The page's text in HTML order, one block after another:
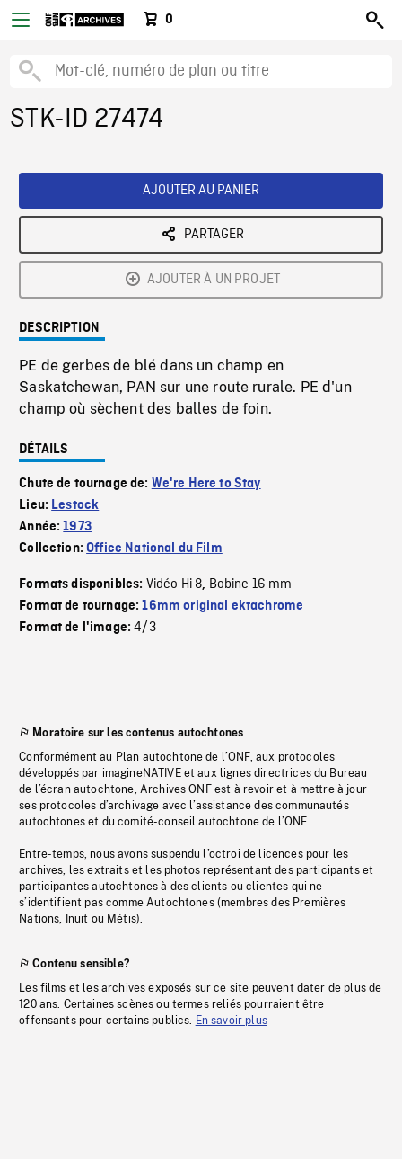
0
STK-ID 27474
AJOUTER AU PANIER
PARTAGER
AJOUTER À UN PROJET
DESCRIPTION
PE de gerbes de blé dans un champ en
Saskatchewan, PAN sur une route rurale. PE d'un
champ où sèchent des balles de foin.
DÉTAILS
Chute de tournage de: We're Here to Stay
Lieu: Lestock
Année:1973
Collection:Office National du Film
Formats disponibles: Vidéo Hi 8, Bobine 16 mm
Format de tournage:16mm original ektachrome
Format de l'image:4/3
Moratoire sur les contenus autochtones
Conformément au Plan autochtone de l’ONF, aux protocoles
développés par imagineNATIVE et aux lignes directrices du Bureau
de l’écran autochtone, Archives ONF est à revoir et à mettre à jour
ses protocoles d’archivage avec l’assistance des communautés
autochtones et du comité-conseil autochtone de l’ONF.
Entre-temps, nous avons suspendu l’octroi de licences pour les
archives, les extraits et les photos représentant des participants et
participantes autochtones à des clients ou clientes qui ne
s’identifient pas comme Autochtones (membres des Premières
Nations, Inuit ou Métis).
Contenu sensible?
Les films et les archives exposés sur ce site peuvent dater de plus de
120 ans. Certaines scènes ou termes reliés pourraient être
offensants pour certains publics. En savoir plus